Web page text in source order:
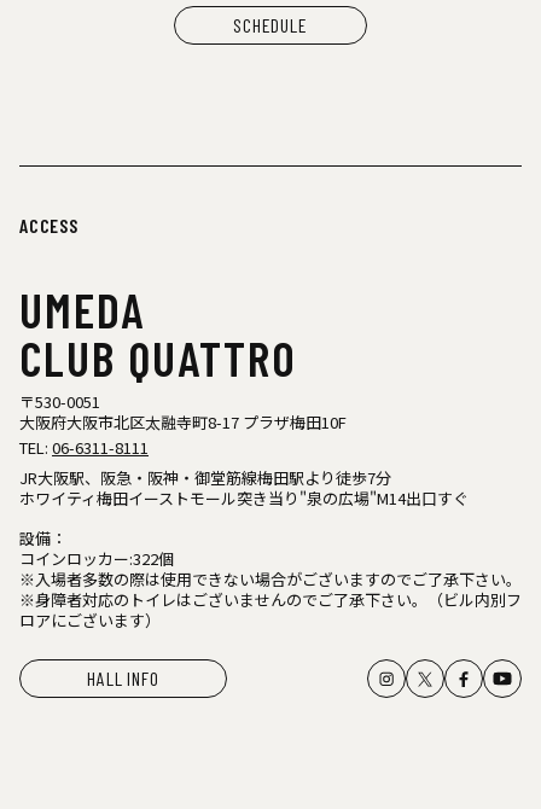
SCHEDULE
ACCESS
UMEDA
CLUB QUATTRO
〒530-0051
大阪府大阪市北区太融寺町8-17 プラザ梅田10F
TEL: 06-6311-8111
JR大阪駅、阪急・阪神・御堂筋線梅田駅より徒歩7分
ホワイティ梅田イーストモール突き当り"泉の広場"M14出口すぐ
設備：
コインロッカー:322個
※入場者多数の際は使用できない場合がございますのでご了承下さい。
※身障者対応のトイレはございませんのでご了承下さい。（ビル内別フ
ロアにございます）
HALL INFO